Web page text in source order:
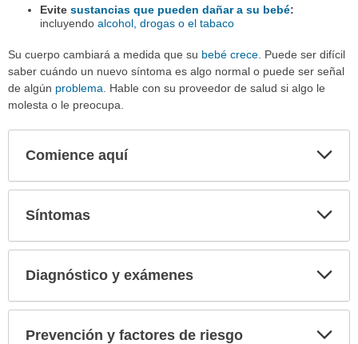
Evite sustancias que pueden dañar a su bebé:
incluyendo alcohol, drogas o el tabaco
Su cuerpo cambiará a medida que su bebé crece . Puede ser difícil
saber cuándo un nuevo síntoma es algo normal o puede ser señal
de algún problema . Hable con su proveedor de salud si algo le
molesta o le preocupa.
Comience aquí
Síntomas
Diagnóstico y exámenes
Prevención y factores de riesgo